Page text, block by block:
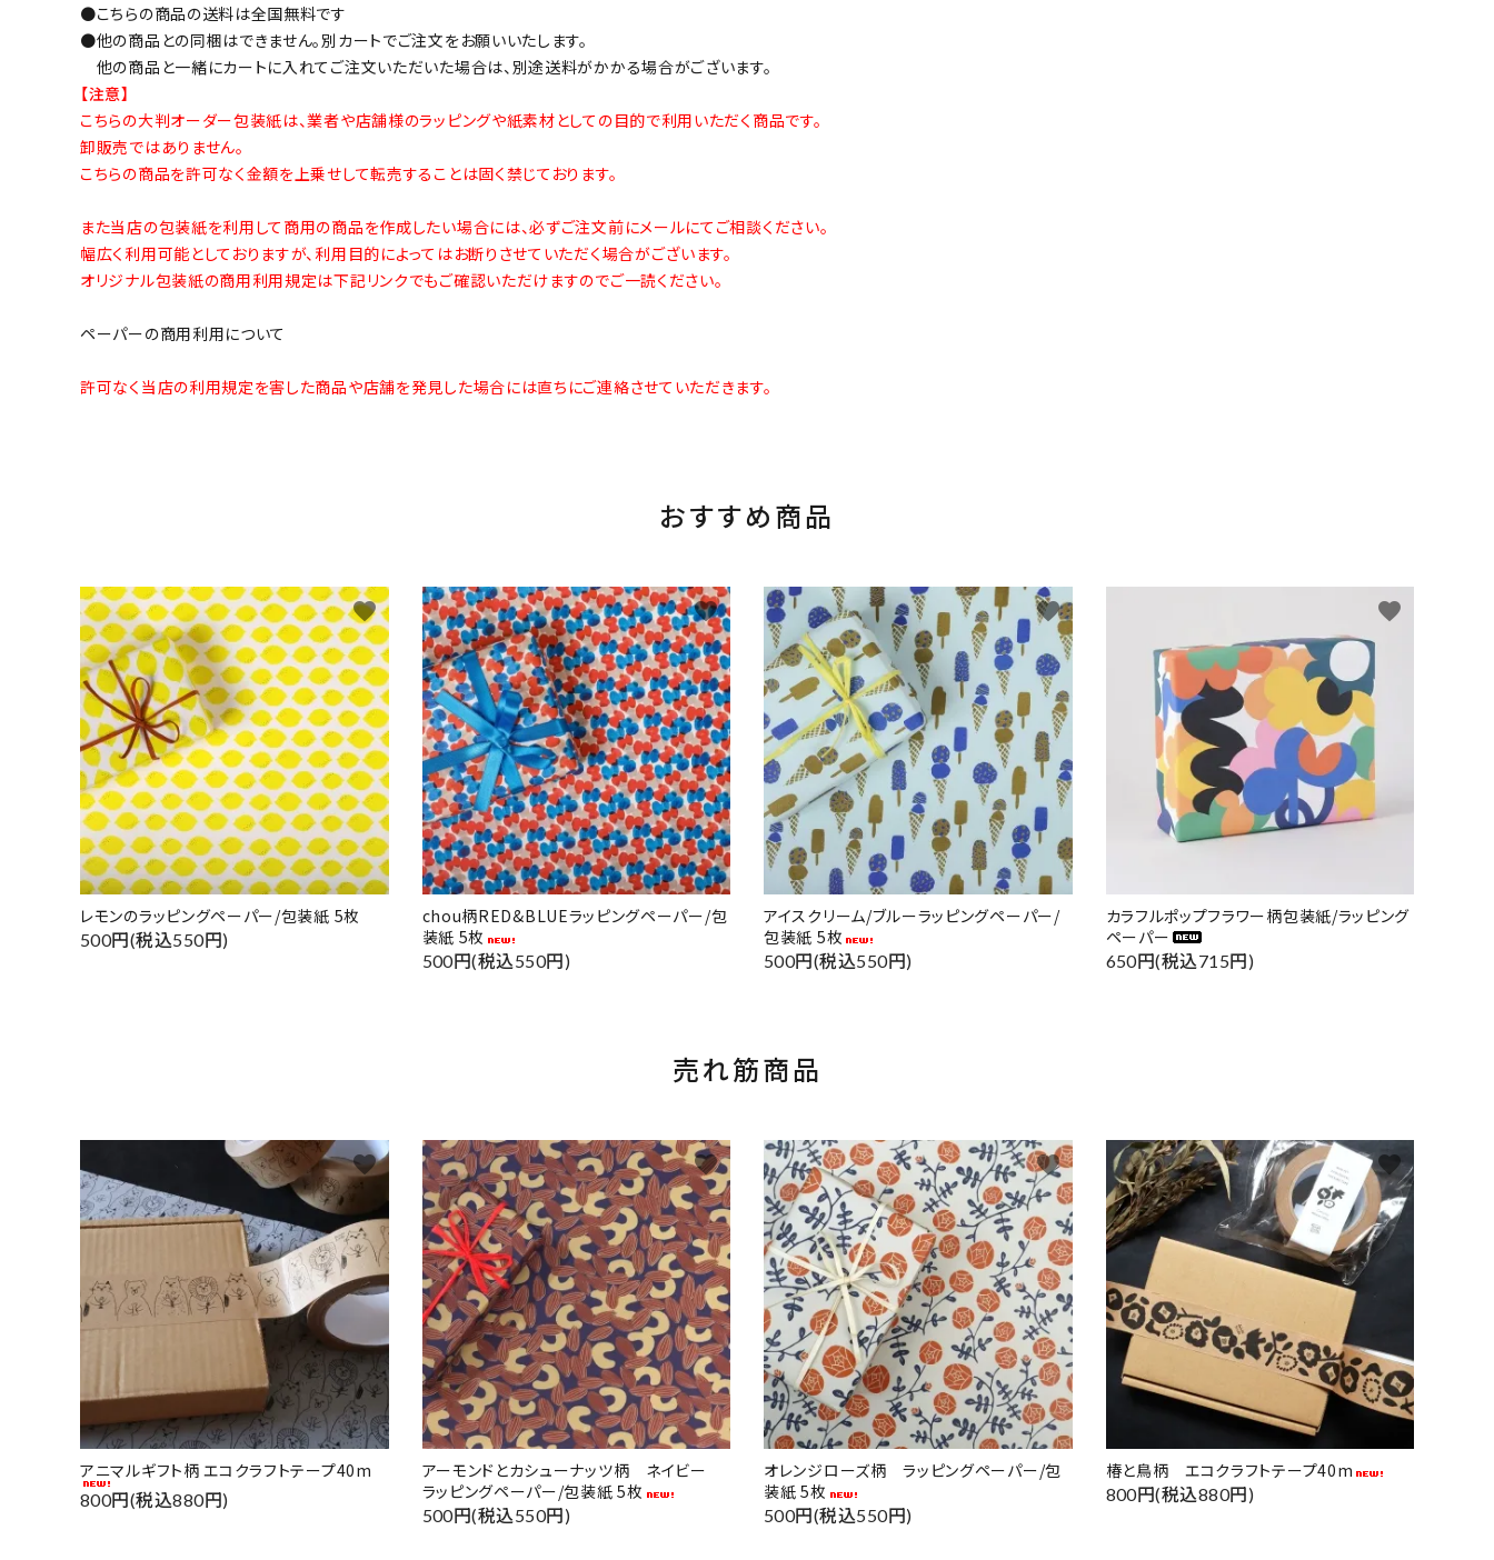
●こちらの商品の送料は全国無料です
●他の商品との同梱はできません。別カートでご注文をお願いいたします。
他の商品と一緒にカートに入れてご注文いただいた場合は、別途送料がかかる場合がございます。
【注意】
こちらの大判オーダー包装紙は、業者や店舗様のラッピングや紙素材としての目的で利用いただく商品です。
卸販売ではありません。
こちらの商品を許可なく金額を上乗せして転売することは固く禁じております。
また当店の包装紙を利用して商用の商品を作成したい場合には、必ずご注文前にメールにてご相談ください。
幅広く利用可能としておりますが、利用目的によってはお断りさせていただく場合がございます。
オリジナル包装紙の商用利用規定は下記リンクでもご確認いただけますのでご一読ください。
ペーパーの商用利用について
許可なく当店の利用規定を害した商品や店舗を発見した場合には直ちにご連絡させていただきます。
おすすめ商品
レモンのラッピングペーパー/包装紙 5枚
500円(税込550円)
favorite
chou柄RED&BLUEラッピングペーパー/包
装紙 5枚
500円(税込550円)
favorite
アイスクリーム/ブルーラッピングペーパー/
包装紙 5枚
500円(税込550円)
favorite
カラフルポップフラワー柄包装紙/ラッピング
ペーパー
650円(税込715円)
favorite
売れ筋商品
アニマルギフト柄 エコクラフトテープ40m
800円(税込880円)
favorite
アーモンドとカシューナッツ柄 ネイビー
ラッピングペーパー/包装紙 5枚
500円(税込550円)
favorite
オレンジローズ柄 ラッピングペーパー/包
装紙 5枚
500円(税込550円)
favorite
椿と鳥柄 エコクラフトテープ40m
800円(税込880円)
favorite